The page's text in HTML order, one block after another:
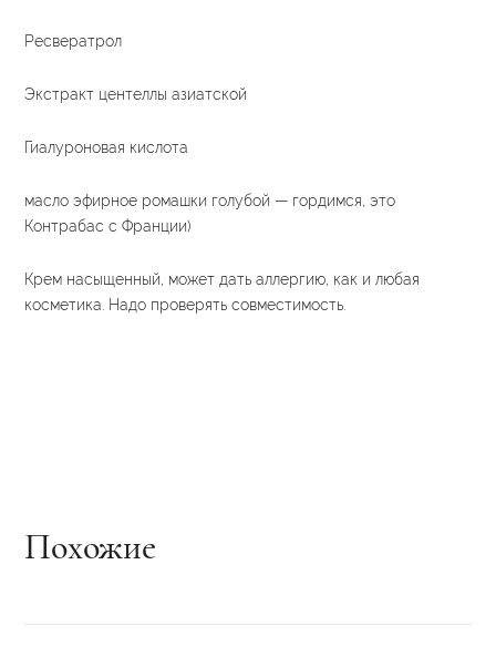
Ресвератрол
Экстракт центеллы азиатской
Гиалуроновая кислота
масло эфирное ромашки голубой — гордимся, это
Контрабас с Франции)
Крем насыщенный, может дать аллергию, как и любая
косметика. Надо проверять совместимость.
Похожие